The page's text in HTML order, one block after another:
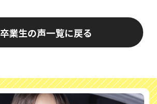
卒業生の声一覧に戻る